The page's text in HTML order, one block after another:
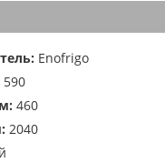
Enofrigo
590
460
2040